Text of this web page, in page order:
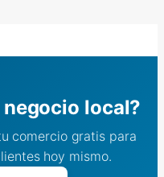
negocio local?
comercio gratis para
hoy mismo.